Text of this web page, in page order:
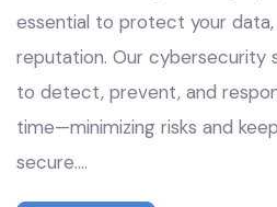
essential to protect your data,
reputation. Our cybersecurity
to detect, prevent, and
time—minimizing risks and
secure.…